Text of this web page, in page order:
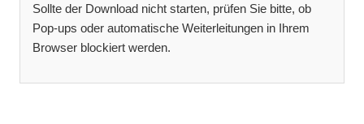
Sollte der Download nicht starten, prüfen Sie bitte, ob
Pop-ups oder automatische Weiterleitungen in Ihrem
Browser blockiert werden.